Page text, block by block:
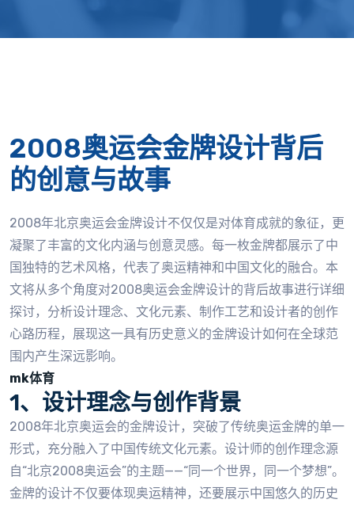
2008奥运会金牌设计背后
的创意与故事
2008年北京奥运会金牌设计不仅仅是对体育成就的象征，更
凝聚了丰富的文化内涵与创意灵感。每一枚金牌都展示了中
国独特的艺术风格，代表了奥运精神和中国文化的融合。本
文将从多个角度对2008奥运会金牌设计的背后故事进行详细
探讨，分析设计理念、文化元素、制作工艺和设计者的创作
心路历程，展现这一具有历史意义的金牌设计如何在全球范
围内产生深远影响。
mk体育
1、设计理念与创作背景
2008年北京奥运会的金牌设计，突破了传统奥运金牌的单一
形式，充分融入了中国传统文化元素。设计师的创作理念源
自“北京2008奥运会”的主题——“同一个世界，同一个梦想”。
金牌的设计不仅要体现奥运精神，还要展示中国悠久的历史